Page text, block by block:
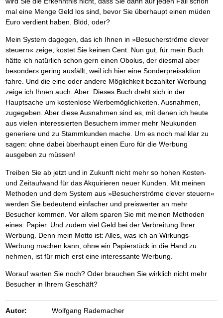
mal eine Menge Geld los sind, bevor Sie überhaupt einen müden
Euro verdient haben. Blöd, oder?
Mein System dagegen, das ich Ihnen in »Besucherströme clever
steuern« zeige, kostet Sie keinen Cent. Nun gut, für mein Buch
hätte ich natürlich schon gern einen Obolus, der diesmal aber
besonders gering ausfällt, weil ich hier eine Sonderpreisaktion
fahre. Und die eine oder andere Möglichkeit bezahlter Werbung
zeige ich Ihnen auch. Aber: Dieses Buch dreht sich in der
Hauptsache um kostenlose Werbemöglichkeiten. Ausnahmen,
zugegeben. Aber diese Ausnahmen sind es, mit denen ich heute
aus vielen interessierten Besuchern immer mehr Neukunden
generiere und zu Stammkunden mache. Um es noch mal klar zu
sagen: ohne dabei überhaupt einen Euro für die Werbung
ausgeben zu müssen!
Treiben Sie ab jetzt und in Zukunft nicht mehr so hohen Kosten-
und Zeitaufwand für das Akquirieren neuer Kunden. Mit meinen
Methoden und dem System aus »Besucherströme clever steuern«
werden Sie bedeutend einfacher und preiswerter an mehr
Besucher kommen. Vor allem sparen Sie mit meinen Methoden
eines: Papier. Und zudem viel Geld bei der Verbreitung Ihrer
Werbung. Denn mein Motto ist: Alles, was ich an Wirkungs-
Werbung machen kann, ohne ein Papierstück in die Hand zu
nehmen, ist für mich erst eine interessante Werbung.
Worauf warten Sie noch? Oder brauchen Sie wirklich nicht mehr
Besucher in Ihrem Geschäft?
Autor:
Wolfgang Rademacher